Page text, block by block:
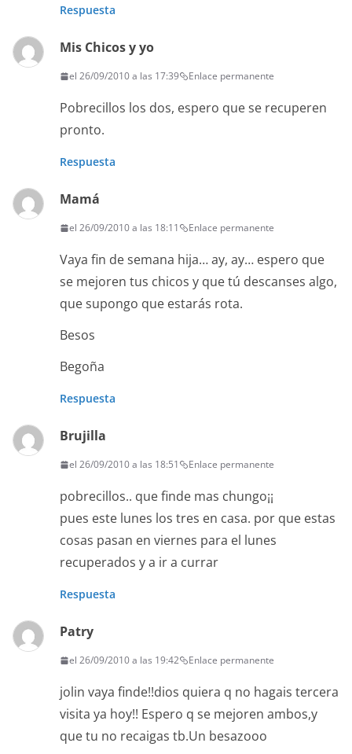
Respuesta
Mis Chicos y yo
el 26/09/2010 a las 17:39 Enlace permanente
Pobrecillos los dos, espero que se recuperen
pronto.
Respuesta
Mamá
el 26/09/2010 a las 18:11 Enlace permanente
Vaya fin de semana hija… ay, ay… espero que
se mejoren tus chicos y que tú descanses algo,
que supongo que estarás rota.
Besos
Begoña
Respuesta
Brujilla
el 26/09/2010 a las 18:51 Enlace permanente
pobrecillos.. que finde mas chungo¡¡
pues este lunes los tres en casa. por que estas
cosas pasan en viernes para el lunes
recuperados y a ir a currar
Respuesta
Patry
el 26/09/2010 a las 19:42 Enlace permanente
jolin vaya finde!!dios quiera q no hagais tercera
visita ya hoy!! Espero q se mejoren ambos,y
que tu no recaigas tb.Un besazooo